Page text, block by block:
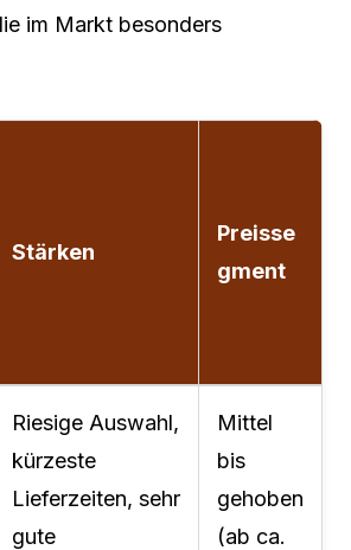
im Markt besonders
Stärken
Preisse
gment
Riesige Auswahl,
kürzeste
Lieferzeiten, sehr
gute
Mittel
bis
gehoben
(ab ca.